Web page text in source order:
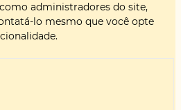
administradores do site,
lo mesmo que você opte